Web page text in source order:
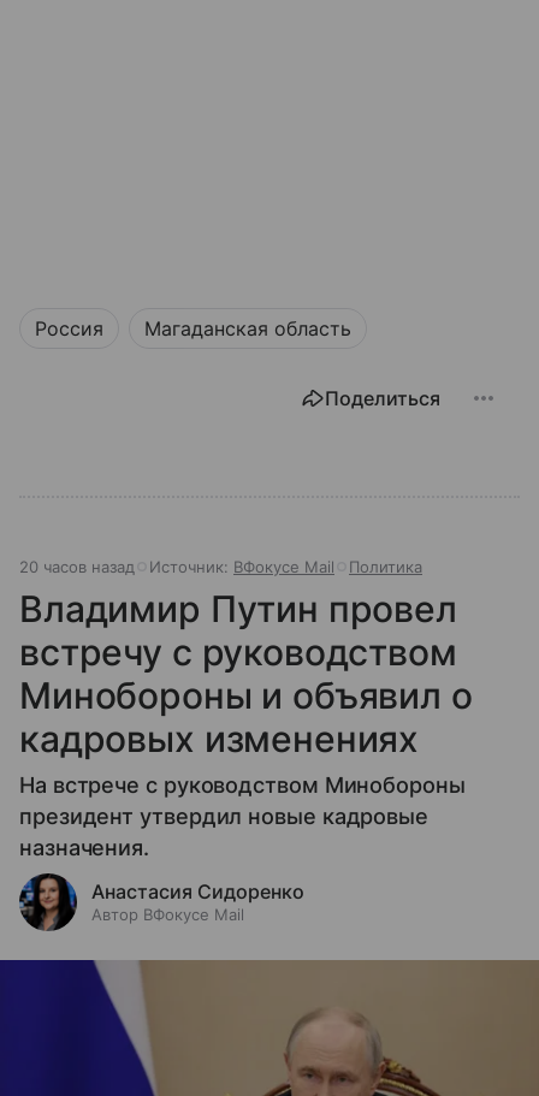
Россия Магаданская область
Поделиться
20 часов назад Источник: ВФокусе Mail Политика
Владимир Путин провел
встречу с руководством
Минобороны и объявил о
кадровых изменениях
На встрече с руководством Минобороны
президент утвердил новые кадровые
назначения.
Анастасия Сидоренко
Автор ВФокусе Mail